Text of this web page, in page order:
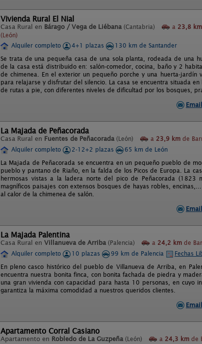
Vivienda Rural El Nial
Casa Rural en Bárago / Vega de Liébana (Cantabria) a 23,8 km
(León)
Alquiler completo 4+1 plazas
130 km de Santander
Se trata de una pequeña casa de una sola planta, rodeada de una
de la casa está distribuido en: salón-comedor, cocina, baño y 2
de chimenea. En el exterior un pequeño porche y una huerta-
para relajarse y disfrutar del silencio. La casa se encuentra situada
de rutas a pie, con diferentes niveles de dificultad por los bosques,
Email
La Majada de Peñacorada
Casa Rural en Fuentes de Peñacorada (León) a 23,9 km de
Alquiler completo
2-12+2 plazas
65 km de León
La Majada de Peñacorada se encuentra en un pequeño pueblo de
pueblo y pantano de Riaño, en la falda de los Picos de Europa. La
hermosas vistas a la ladera norte del pico de Peñacorada
magníficos paisajes con extensos bosques de hayas robles,
al calor de la chimenea de salón.
Email
La Majada Palentina
Casa Rural en Villanueva de Arriba (Palencia) a 24,2 km de
Alquiler completo
10 plazas 99 km de Palencia
Fechas
En pleno casco histórico del pueblo de Villanueva de Arriba, en
encuentra nuestra bonita finca, con bonita fachada de piedra y
una gran vivienda con capacidad para hasta 10 personas, en cuyo
garantiza la máxima comodidad a nuestros queridos clientes.
Email
Apartamento Corral Casiano
Apartamento en Robledo de La Guzpeña (León) a 24,3 km de